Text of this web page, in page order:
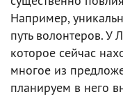
Например,
путь волонтеров. У
которое сейчас
многое из
планируем в него